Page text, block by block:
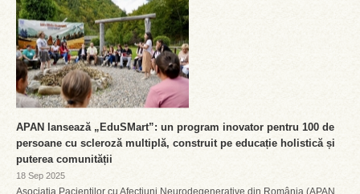
APAN lansează „EduSMart”: un program inovator pentru 100 de
persoane cu scleroză multiplă, construit pe educație holistică și
puterea comunității
18 Sep 2025
Asociația Pacienților cu Afecțiuni Neurodegenerative din România (APAN